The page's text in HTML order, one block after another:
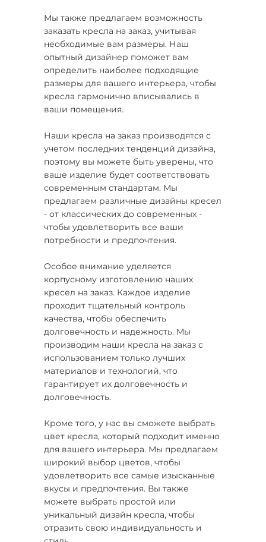
Мы также предлагаем возможность
заказать кресла на заказ, учитывая
необходимые вам размеры. Наш
опытный дизайнер поможет вам
определить наиболее подходящие
размеры для вашего интерьера, чтобы
кресла гармонично вписывались в
ваши помещения.
Наши кресла на заказ производятся с
учетом последних тенденций дизайна,
поэтому вы можете быть уверены, что
ваше изделие будет соответствовать
современным стандартам. Мы
предлагаем различные дизайны кресел
- от классических до современных -
чтобы удовлетворить все ваши
потребности и предпочтения.
Особое внимание уделяется
корпусному изготовлению наших
кресел на заказ. Каждое изделие
проходит тщательный контроль
качества, чтобы обеспечить
долговечность и надежность. Мы
производим наши кресла на заказ с
использованием только лучших
материалов и технологий, что
гарантирует их долговечность и
долговечность.
Кроме того, у нас вы сможете выбрать
цвет кресла, который подходит именно
для вашего интерьера. Мы предлагаем
широкий выбор цветов, чтобы
удовлетворить все самые изысканные
вкусы и предпочтения. Вы также
можете выбрать простой или
уникальный дизайн кресла, чтобы
отразить свою индивидуальность и